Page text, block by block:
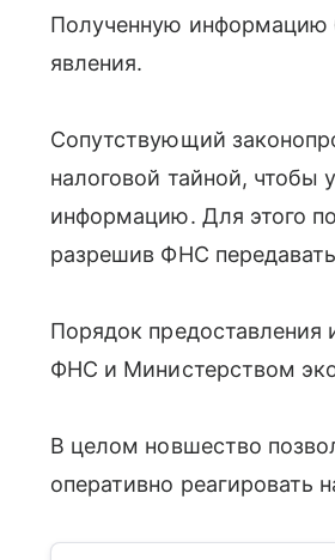
Полученную информацию
явления.
Сопутствующий
налоговой тайной,
информацию. Для этого
разрешив ФНС
Порядок предоставления
ФНС и Министерством
В целом новшество
оперативно реагировать